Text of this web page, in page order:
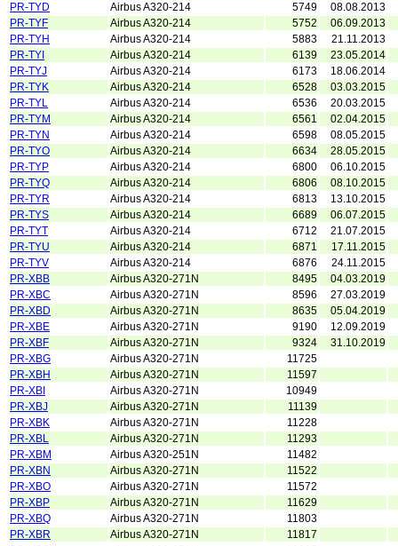
PR-TYD
Airbus A320-214 5749
08.08.2013
PR-TYF
Airbus A320-214 5752
06.09.2013
PR-TYH
Airbus A320-214 5883
21.11.2013
PR-TYI
Airbus A320-214 6139
23.05.2014
PR-TYJ
Airbus A320-214 6173
18.06.2014
PR-TYK
Airbus A320-214 6528
03.03.2015
PR-TYL
Airbus A320-214 6536
20.03.2015
PR-TYM
Airbus A320-214 6561
02.04.2015
PR-TYN
Airbus A320-214 6598
08.05.2015
PR-TYO
Airbus A320-214 6634
28.05.2015
PR-TYP
Airbus A320-214 6800
06.10.2015
PR-TYQ
Airbus A320-214 6806
08.10.2015
PR-TYR
Airbus A320-214 6813
13.10.2015
PR-TYS
Airbus A320-214 6689
06.07.2015
PR-TYT
Airbus A320-214 6712
21.07.2015
PR-TYU
Airbus A320-214 6871
17.11.2015
PR-TYV
Airbus A320-214 6876
24.11.2015
PR-XBB
Airbus A320-271N 8495
04.03.2019
PR-XBC
Airbus A320-271N 8596
27.03.2019
PR-XBD
Airbus A320-271N 8635
05.04.2019
PR-XBE
Airbus A320-271N 9190
12.09.2019
PR-XBF
Airbus A320-271N 9324
31.10.2019
PR-XBG
Airbus A320-271N
11725
PR-XBH
Airbus A320-271N
11597
PR-XBI
Airbus A320-271N
10949
PR-XBJ
Airbus A320-271N
11139
PR-XBK
Airbus A320-271N
11228
PR-XBL
Airbus A320-271N
11293
PR-XBM
Airbus A320-251N
11482
PR-XBN
Airbus A320-271N
11522
PR-XBO
Airbus A320-271N
11572
PR-XBP
Airbus A320-271N
11629
PR-XBQ
Airbus A320-271N
11803
PR-XBR
Airbus A320-271N
11817